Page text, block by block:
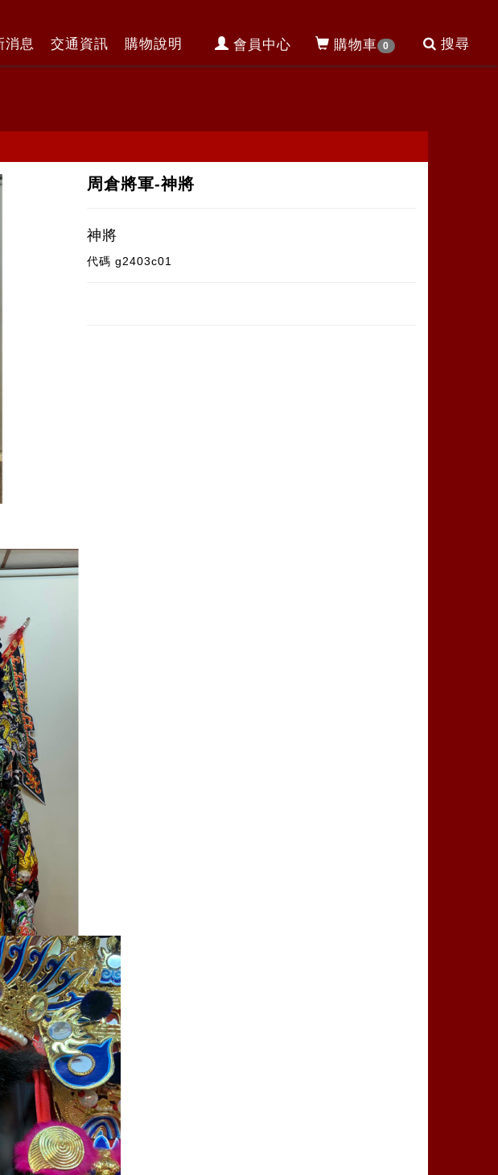
會員中心 購物車 0 搜尋
消息 交通資訊 購物說明
周倉將軍-神將
神將
代碼g2403c01